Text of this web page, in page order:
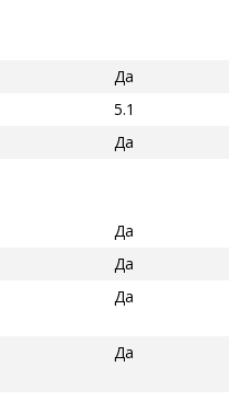
Да
5.1
Да
Да
Да
Да
Да